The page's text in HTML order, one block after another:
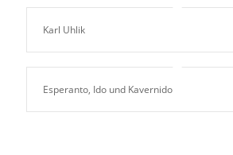
Karl Uhlik
Esperanto, Ido und Kavernido